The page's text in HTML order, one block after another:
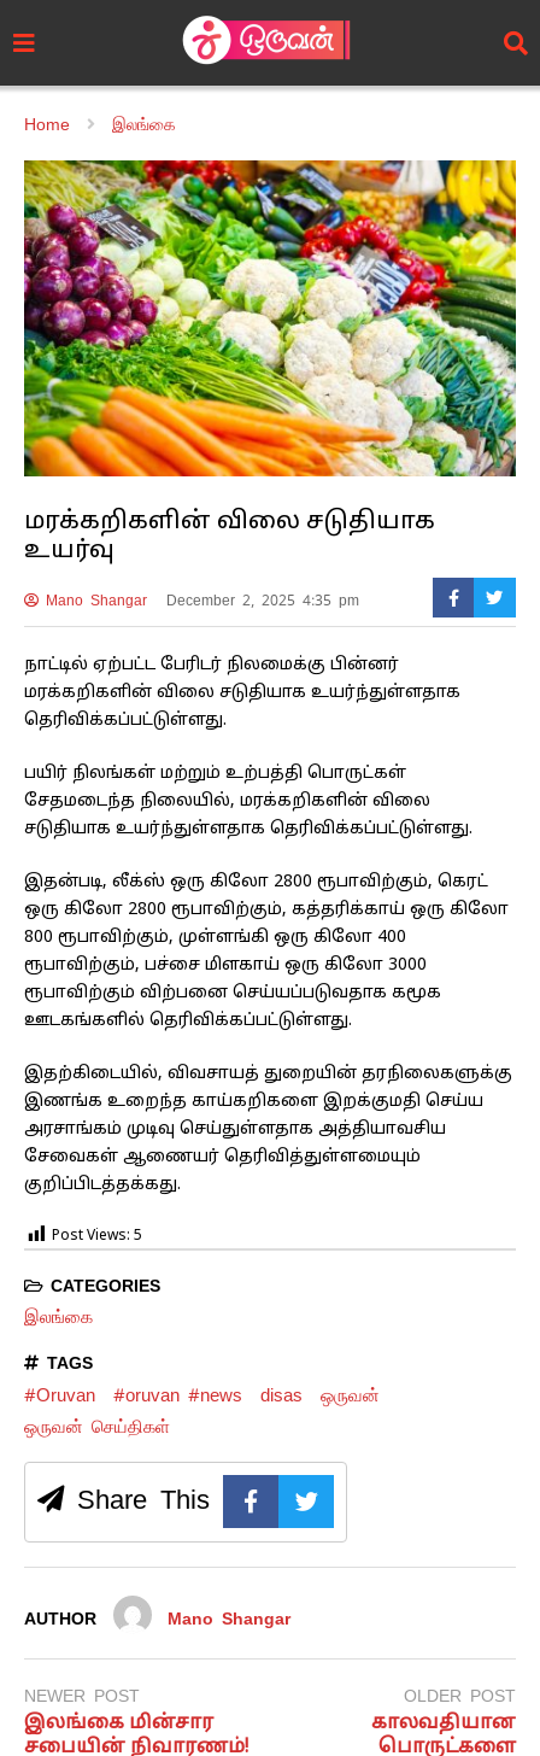
Home இலங்கை
மரக்கறிகளின் விலை சடுதியாக
உயர்வு
Mano Shangar December 2, 2025 4:35 pm
நாட்டில் ஏற்பட்ட பேரிடர் நிலமைக்கு பின்னர்
மரக்கறிகளின் விலை சடுதியாக உயர்ந்துள்ளதாக
தெரிவிக்கப்பட்டுள்ளது.
பயிர் நிலங்கள் மற்றும் உற்பத்தி பொருட்கள்
சேதமடைந்த நிலையில், மரக்கறிகளின் விலை
சடுதியாக உயர்ந்துள்ளதாக தெரிவிக்கப்பட்டுள்ளது.
இதன்படி, லீக்ஸ் ஒரு கிலோ 2800 ரூபாவிற்கும், கெரட்
ஒரு கிலோ 2800 ரூபாவிற்கும், கத்தரிக்காய் ஒரு கிலோ
800 ரூபாவிற்கும், முள்ளங்கி ஒரு கிலோ 400
ரூபாவிற்கும், பச்சை மிளகாய் ஒரு கிலோ 3000
ரூபாவிற்கும் விற்பனை செய்யப்படுவதாக கமூக
ஊடகங்களில் தெரிவிக்கப்பட்டுள்ளது.
இதற்கிடையில், விவசாயத் துறையின் தரநிலைகளுக்கு
இணங்க உறைந்த காய்கறிகளை இறக்குமதி செய்ய
அரசாங்கம் முடிவு செய்துள்ளதாக அத்தியாவசிய
சேவைகள் ஆணையர் தெரிவித்துள்ளமையும்
குறிப்பிடத்தக்கது.
Post Views: 5
CATEGORIES
இலங்கை
TAGS
#Oruvan #oruvan #news disas
ஒருவன்
ஒருவன் செய்திகள்
Share This
AUTHOR Mano Shangar
NEWER POST
இலங்கை மின்சார
சபையின் நிவாரணம்!
OLDER POST
காலவதியான
பொருட்களை